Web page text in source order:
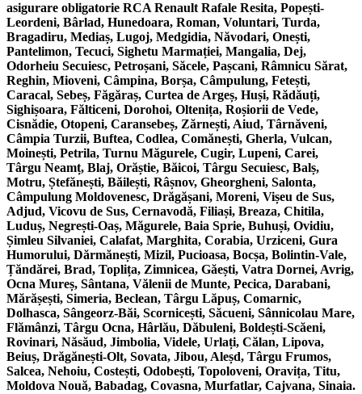
asigurare obligatorie RCA Renault Rafale Resita, Popești-
Leordeni, Bârlad, Hunedoara, Roman, Voluntari, Turda,
Bragadiru, Mediaș, Lugoj, Medgidia, Năvodari, Onești,
Pantelimon, Tecuci, Sighetu Marmației, Mangalia, Dej,
Odorheiu Secuiesc, Petroșani, Săcele, Pașcani, Râmnicu Sărat,
Reghin, Mioveni, Câmpina, Borșa, Câmpulung, Fetești,
Caracal, Sebeș, Făgăraș, Curtea de Argeș, Huși, Rădăuți,
Sighișoara, Fălticeni, Dorohoi, Oltenița, Roșiorii de Vede,
Cisnădie, Otopeni, Caransebeș, Zărnești, Aiud, Târnăveni,
Câmpia Turzii, Buftea, Codlea, Comănești, Gherla, Vulcan,
Moinești, Petrila, Turnu Măgurele, Cugir, Lupeni, Carei,
Târgu Neamț, Blaj, Orăștie, Băicoi, Târgu Secuiesc, Balș,
Motru, Ștefănești, Băilești, Râșnov, Gheorgheni, Salonta,
Câmpulung Moldovenesc, Drăgășani, Moreni, Vișeu de Sus,
Adjud, Vicovu de Sus, Cernavodă, Filiași, Breaza, Chitila,
Luduș, Negrești-Oaș, Măgurele, Baia Sprie, Buhuși, Ovidiu,
Șimleu Silvaniei, Calafat, Marghita, Corabia, Urziceni, Gura
Humorului, Dărmănești, Mizil, Pucioasa, Bocșa, Bolintin-Vale,
Țăndărei, Brad, Toplița, Zimnicea, Găești, Vatra Dornei, Avrig,
Ocna Mureș, Sântana, Vălenii de Munte, Pecica, Darabani,
Mărășești, Simeria, Beclean, Târgu Lăpuș, Comarnic,
Dolhasca, Sângeorz-Băi, Scornicești, Săcueni, Sânnicolau Mare,
Flămânzi, Târgu Ocna, Hârlău, Dăbuleni, Boldești-Scăeni,
Rovinari, Năsăud, Jimbolia, Videle, Urlați, Călan, Lipova,
Beiuș, Drăgănești-Olt, Sovata, Jibou, Aleșd, Târgu Frumos,
Salcea, Nehoiu, Costești, Odobești, Topoloveni, Oravița, Titu,
Moldova Nouă, Babadag, Covasna, Murfatlar, Cajvana, Sinaia.